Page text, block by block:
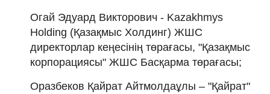
Огай Эдуард Викторович - Kazakhmys
Holding (Қазақмыс Холдинг) ЖШС
директорлар кеңесінің төрағасы, "Қазақмыс
корпорациясы" ЖШС Басқарма төрағасы;
Оразбеков Қайрат Айтмолдаұлы – "Қайрат"